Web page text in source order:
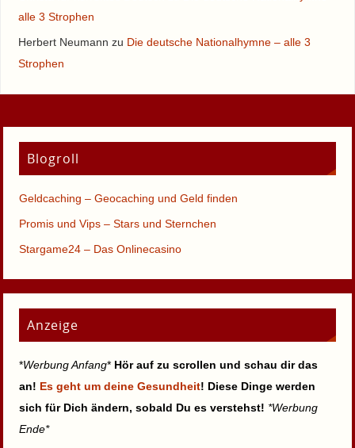
alle 3 Strophen
Herbert Neumann zu Die deutsche Nationalhymne – alle 3
Strophen
Blogroll
Geldcaching – Geocaching und Geld finden
Promis und Vips – Stars und Sternchen
Stargame24 – Das Onlinecasino
Anzeige
*Werbung Anfang* Hör auf zu scrollen und schau dir das
an! Es geht um deine Gesundheit! Diese Dinge werden
sich für Dich ändern, sobald Du es verstehst! *Werbung
Ende*